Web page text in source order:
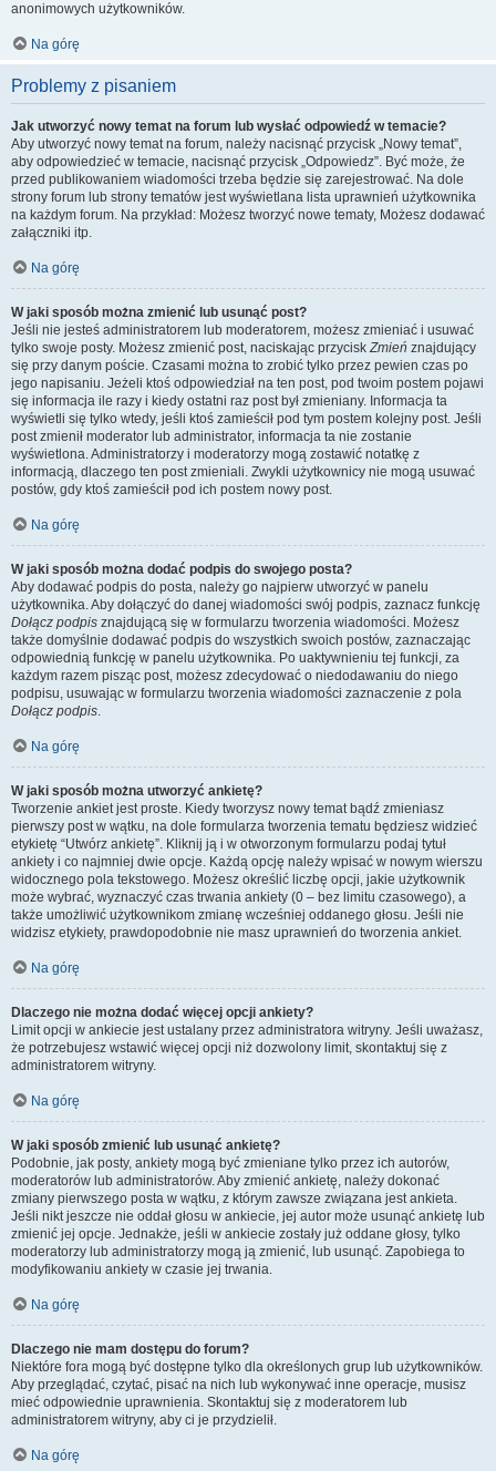
anonimowych użytkowników.
Na górę
Problemy z pisaniem
Jak utworzyć nowy temat na forum lub wysłać odpowiedź w temacie?
Aby utworzyć nowy temat na forum, należy nacisnąć przycisk „Nowy temat”,
aby odpowiedzieć w temacie, nacisnąć przycisk „Odpowiedz”. Być może, że
przed publikowaniem wiadomości trzeba będzie się zarejestrować. Na dole
strony forum lub strony tematów jest wyświetlana lista uprawnień użytkownika
na każdym forum. Na przykład: Możesz tworzyć nowe tematy, Możesz dodawać
załączniki itp.
Na górę
W jaki sposób można zmienić lub usunąć post?
Jeśli nie jesteś administratorem lub moderatorem, możesz zmieniać i usuwać
tylko swoje posty. Możesz zmienić post, naciskając przyciskZmień znajdujący
się przy danym poście. Czasami można to zrobić tylko przez pewien czas po
jego napisaniu. Jeżeli ktoś odpowiedział na ten post, pod twoim postem pojawi
się informacja ile razy i kiedy ostatni raz post był zmieniany. Informacja ta
wyświetli się tylko wtedy, jeśli ktoś zamieścił pod tym postem kolejny post. Jeśli
post zmienił moderator lub administrator, informacja ta nie zostanie
wyświetlona. Administratorzy i moderatorzy mogą zostawić notatkę z
informacją, dlaczego ten post zmieniali. Zwykli użytkownicy nie mogą usuwać
postów, gdy ktoś zamieścił pod ich postem nowy post.
Na górę
W jaki sposób można dodać podpis do swojego posta?
Aby dodawać podpis do posta, należy go najpierw utworzyć w panelu
użytkownika. Aby dołączyć do danej wiadomości swój podpis, zaznacz funkcję
Dołącz podpis znajdującą się w formularzu tworzenia wiadomości. Możesz
także domyślnie dodawać podpis do wszystkich swoich postów, zaznaczając
odpowiednią funkcję w panelu użytkownika. Po uaktywnieniu tej funkcji, za
każdym razem pisząc post, możesz zdecydować o niedodawaniu do niego
podpisu, usuwając w formularzu tworzenia wiadomości zaznaczenie z pola
Dołącz podpis.
Na górę
W jaki sposób można utworzyć ankietę?
Tworzenie ankiet jest proste. Kiedy tworzysz nowy temat bądź zmieniasz
pierwszy post w wątku, na dole formularza tworzenia tematu będziesz widzieć
etykietę “Utwórz ankietę”. Kliknij ją i w otworzonym formularzu podaj tytuł
ankiety i co najmniej dwie opcje. Każdą opcję należy wpisać w nowym wierszu
widocznego pola tekstowego. Możesz określić liczbę opcji, jakie użytkownik
może wybrać, wyznaczyć czas trwania ankiety (0 – bez limitu czasowego), a
także umożliwić użytkownikom zmianę wcześniej oddanego głosu. Jeśli nie
widzisz etykiety, prawdopodobnie nie masz uprawnień do tworzenia ankiet.
Na górę
Dlaczego nie można dodać więcej opcji ankiety?
Limit opcji w ankiecie jest ustalany przez administratora witryny. Jeśli uważasz,
że potrzebujesz wstawić więcej opcji niż dozwolony limit, skontaktuj się z
administratorem witryny.
Na górę
W jaki sposób zmienić lub usunąć ankietę?
Podobnie, jak posty, ankiety mogą być zmieniane tylko przez ich autorów,
moderatorów lub administratorów. Aby zmienić ankietę, należy dokonać
zmiany pierwszego posta w wątku, z którym zawsze związana jest ankieta.
Jeśli nikt jeszcze nie oddał głosu w ankiecie, jej autor może usunąć ankietę lub
zmienić jej opcje. Jednakże, jeśli w ankiecie zostały już oddane głosy, tylko
moderatorzy lub administratorzy mogą ją zmienić, lub usunąć. Zapobiega to
modyfikowaniu ankiety w czasie jej trwania.
Na górę
Dlaczego nie mam dostępu do forum?
Niektóre fora mogą być dostępne tylko dla określonych grup lub użytkowników.
Aby przeglądać, czytać, pisać na nich lub wykonywać inne operacje, musisz
mieć odpowiednie uprawnienia. Skontaktuj się z moderatorem lub
administratorem witryny, aby ci je przydzielił.
Na górę